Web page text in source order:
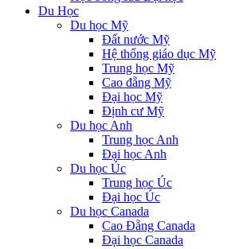
Du Học
Du học Mỹ
Đất nước Mỹ
Hệ thống giáo dục Mỹ
Trung học Mỹ
Cao đẵng Mỹ
Đại học Mỹ
Định cư Mỹ
Du học Anh
Trung học Anh
Đại học Anh
Du học Úc
Trung học Úc
Đại học Úc
Du học Canada
Cao Đẵng Canada
Đại học Canada